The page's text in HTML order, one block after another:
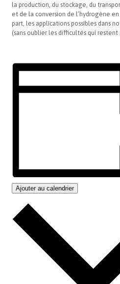
la production, du stockage, du
et de la conversion de l’hydrogène
part, les applications possibles dans
(sans oublier les difficultés qui restent
Ajouter au calendrier